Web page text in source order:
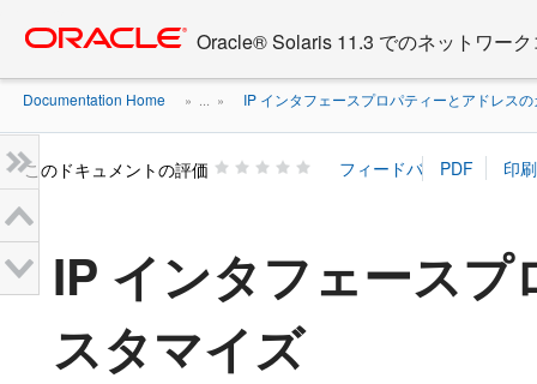
content
Oracle® Solaris 11.3 でのネットワー
Documentation Home » ... » IP インタフェースプロパティーとアドレス
このドキュメントの評価
IP インタフェース
スタマイズ